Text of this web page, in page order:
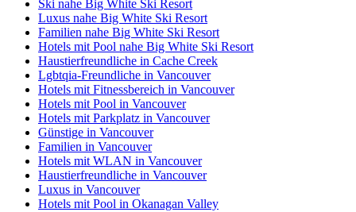
Ski nahe Big White Ski Resort
Luxus nahe Big White Ski Resort
Familien nahe Big White Ski Resort
Hotels mit Pool nahe Big White Ski Resort
Haustierfreundliche in Cache Creek
Lgbtqia-Freundliche in Vancouver
Hotels mit Fitnessbereich in Vancouver
Hotels mit Pool in Vancouver
Hotels mit Parkplatz in Vancouver
Günstige in Vancouver
Familien in Vancouver
Hotels mit WLAN in Vancouver
Haustierfreundliche in Vancouver
Luxus in Vancouver
Hotels mit Pool in Okanagan Valley